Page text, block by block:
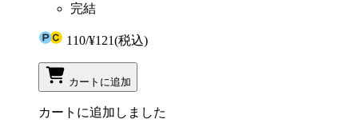
完結
110/¥121(税込)
カートに追加
カートに追加しました